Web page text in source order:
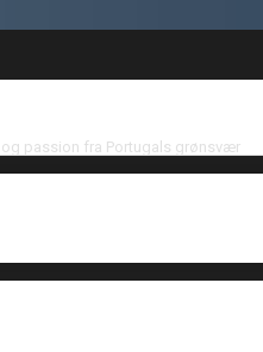
og passion fra Portugals grønsvær